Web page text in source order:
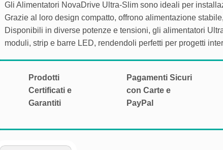
Gli Alimentatori NovaDrive Ultra-Slim sono ideali per
Grazie al loro design compatto, offrono alimentazione
Disponibili in diverse potenze e tensioni, gli alimentatori
moduli, strip e barre LED, rendendoli perfetti per progetti
Prodotti
Certificati e
Garantiti
Pagamenti Sicuri
con Carte e
PayPal